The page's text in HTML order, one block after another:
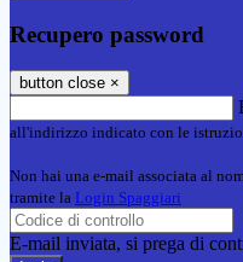
Recupero password
button close ×
all'indirizzo indicato con le
Non hai una e-mail associata al
tramite la Login Spaggiari
E-mail inviata, si prega di